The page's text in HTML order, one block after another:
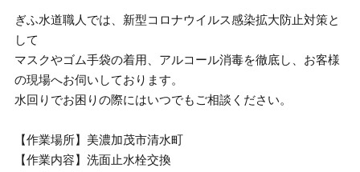
ぎふ水道職人では、新型コロナウイルス感染拡大防止対策と
して
マスクやゴム手袋の着用、アルコール消毒を徹底し、お客様
の現場へお伺いしております。
水回りでお困りの際にはいつでもご相談ください。
【作業場所】美濃加茂市清水町
【作業内容】洗面止水栓交換